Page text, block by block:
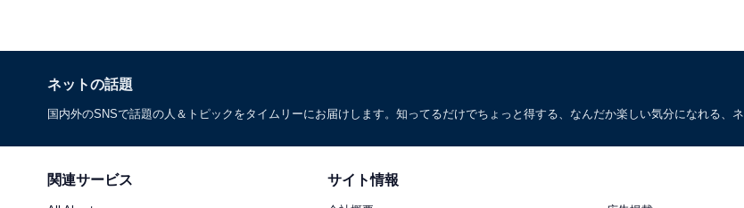
ネットの話題
国内外のSNSで話題の人＆トピックをタイムリーにお届けします。知ってるだけでちょっと得する、なんだか楽しい気分になれる、
関連サービス サイト情報